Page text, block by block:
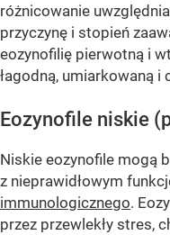
różnicowanie
przyczynę i stopień
eozynofilię pierwotną i
łagodną, umiarkowaną i
Eozynofile niskie
Niskie eozynofile mogą
z nieprawidłowym
immunologicznego.
przez przewlekły stres,